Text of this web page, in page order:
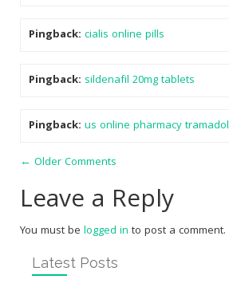
Pingback: cialis online pills
Pingback: sildenafil 20mg tablets
Pingback: us online pharmacy tramadol
Comment
navigation
← Older Comments
Leave a Reply
You must be logged in to post a comment.
Latest Posts